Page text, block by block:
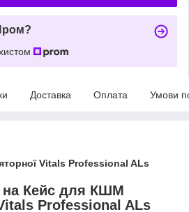
Доставка Оплата Умови
Vitals Professional ALs
на Кейс для КШМ
Professional ALs